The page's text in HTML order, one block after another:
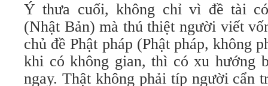
Ý thưa cuối, không chỉ vì đề tài
(Nhật Bản) mà thú thiệt người viết
chủ đề Phật pháp (Phật pháp, không
khi có không gian, thì có xu hướng
ngay. Thật không phải típ người cẩn